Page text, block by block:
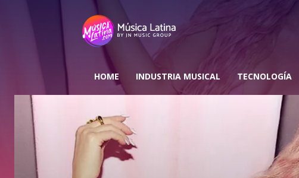
HOME INDUSTRIA MUSICAL TECNOLOGÍA